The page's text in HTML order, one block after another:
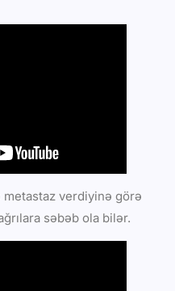
verdiyinə görə
səbəb ola bilər.